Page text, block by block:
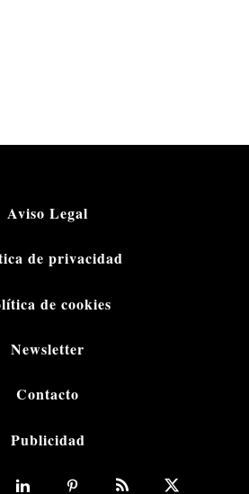
Aviso Legal
de privacidad
de cookies
Newsletter
Contacto
Publicidad